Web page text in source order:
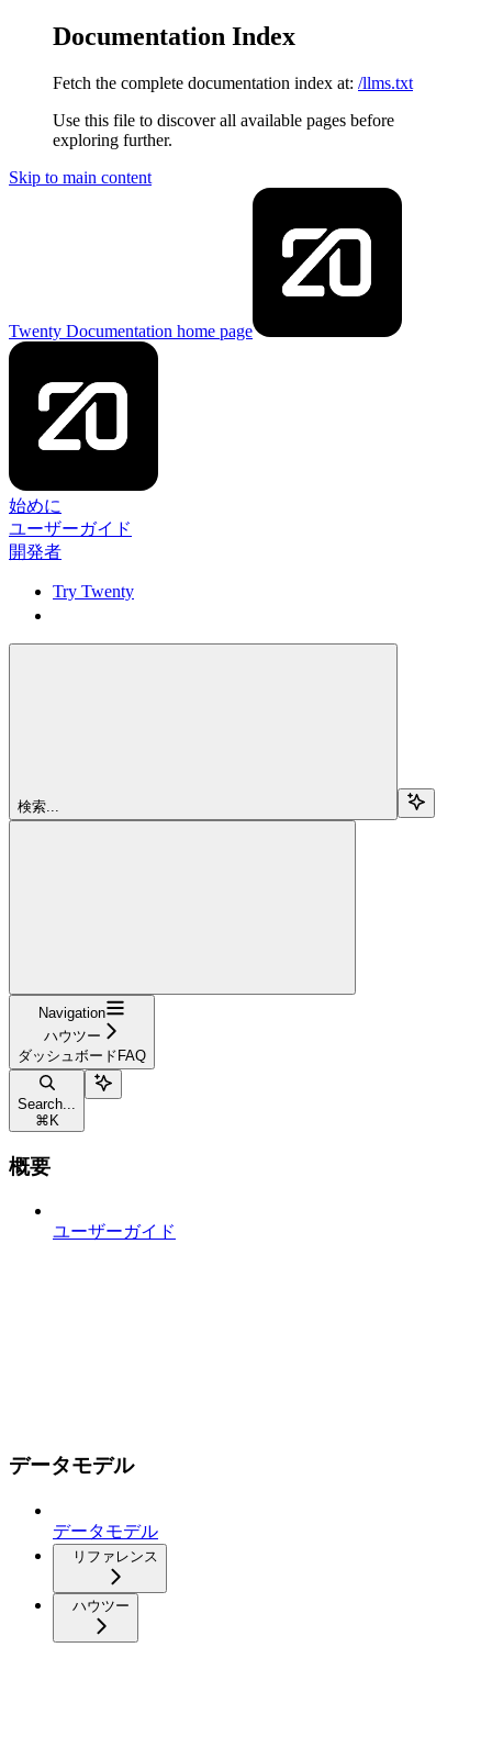
Documentation Index
Fetch the complete documentation index at: /llms.txt
Use this file to discover all available pages before
exploring further.
Skip to main content
Twenty Documentation home page
始めに
ユーザーガイド
開発者
Try Twenty
検索...
Navigation
ハウツー
ダッシュボードFAQ​
Search...
⌘ K
概要
ユーザーガイド
データモデル
データモデル
リファレンス
ハウツー